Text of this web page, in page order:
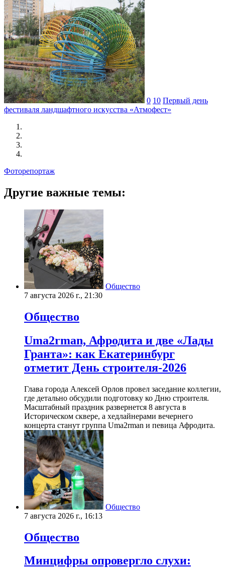
0 10 Первый день
фестиваля ландшафтного искусства «Атмофест»
Фоторепортаж
Другие важные темы:
Общество
7 августа 2026 г., 21:30
Общество
Uma2rman, Афродита и две «Лады
Гранта»: как Екатеринбург
отметит День строителя-2026
Глава города Алексей Орлов провел заседание коллегии,
где детально обсудили подготовку ко Дню строителя.
Масштабный праздник развернется 8 августа в
Историческом сквере, а хедлайнерами вечернего
концерта станут группа Uma2rman и певица Афродита.
Общество
7 августа 2026 г., 16:13
Общество
Минцифры опровергло слухи: